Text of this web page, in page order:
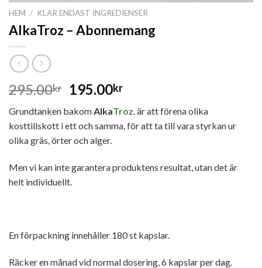
HEM / KLAR ENDAST INGREDIENSER
AlkaTroz – Abonnemang
295.00kr 195.00kr
Grundtanken bakom AlkaTroz är att förena olika
kosttillskott i ett och samma, för att ta till vara styrkan ur
olika gräs, örter och alger.
Men vi kan inte garantera produktens resultat, utan det är
helt individuellt.
En förpackning innehåller 180 st kapslar.
Räcker en månad vid normal dosering, 6 kapslar per dag.